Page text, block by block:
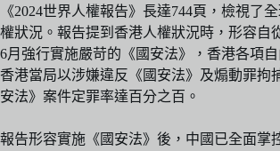
《2024世界人權報告》長達744頁，檢視了
權狀況。報告提到香港人權狀況時，形容自
6月強行實施嚴苛的《國安法》，香港各項
香港當局以涉嫌違反《國安法》及煽動罪拘
安法》案件定罪率達百分之百。
報告形容實施《國安法》後，中國已全面掌